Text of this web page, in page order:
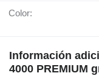
Color:
Información
4000 PREMIUM